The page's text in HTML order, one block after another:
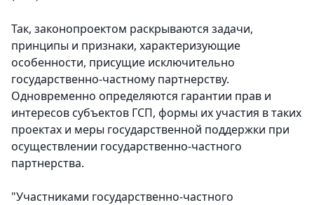
Так, законопроектом раскрываются задачи,
принципы и признаки, характеризующие
особенности, присущие исключительно
государственно-частному партнерству.
Одновременно определяются гарантии прав и
интересов субъектов ГСП, формы их участия в таких
проектах и меры государственной поддержки при
осуществлении государственно-частного
партнерства.
"Участниками государственно-частного